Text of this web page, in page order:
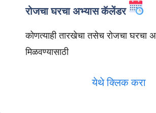
रोजचा घरचा अभ्यास कॅलेंडर
कोणत्याही तारखेचा तसेच रोजचा घरचा
मिळवण्यासाठी
येथे क्लिक करा